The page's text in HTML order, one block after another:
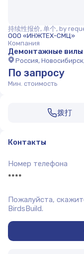
持续性报价, 单个, by
ООО «ИНЖТЕХ-СМЦ»
Компания
Демонтажные вилы
Россия,
По запросу
Мин. стоимость
拨打
Контакты
Номер телефона
****
Пожалуйста,
BirdsBuild.